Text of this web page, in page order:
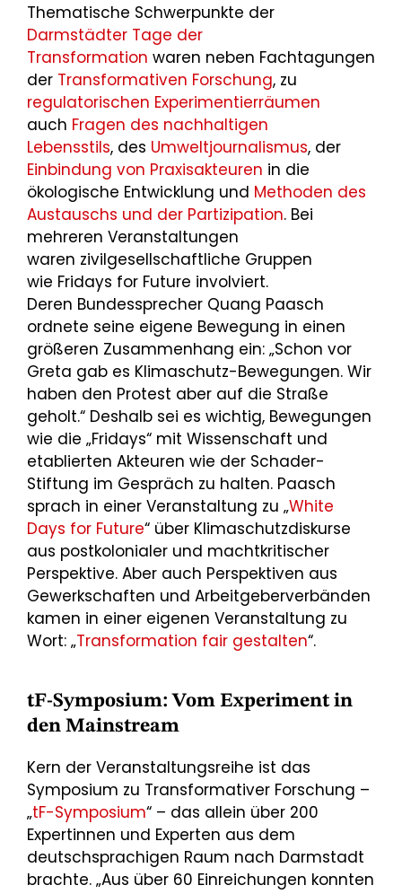
Thematische Schwerpunkte der
Darmstädter Tage der
Transformation waren neben Fachtagungen
der Transformativen Forschung, zu
regulatorischen Experimentierräumen
auch Fragen des nachhaltigen
Lebensstils, des Umweltjournalismus, der
Einbindung von Praxisakteuren in die
ökologische Entwicklung und Methoden des
Austauschs und der Partizipation. Bei
mehreren Veranstaltungen
waren zivilgesellschaftliche Gruppen
wie Fridays for Future involviert.
Deren Bundessprecher Quang Paasch
ordnete seine eigene Bewegung in einen
größeren Zusammenhang ein: „Schon vor
Greta gab es Klimaschutz-Bewegungen. Wir
haben den Protest aber auf die Straße
geholt.“ Deshalb sei es wichtig, Bewegungen
wie die „Fridays“ mit Wissenschaft und
etablierten Akteuren wie der Schader-
Stiftung im Gespräch zu halten. Paasch
sprach in einer Veranstaltung zu „White
Days for Future“ über Klimaschutzdiskurse
aus postkolonialer und machtkritischer
Perspektive. Aber auch Perspektiven aus
Gewerkschaften und Arbeitgeberverbänden
kamen in einer eigenen Veranstaltung zu
Wort: „Transformation fair gestalten“.
tF-Symposium: Vom Experiment in
den Mainstream
Kern der Veranstaltungsreihe ist das
Symposium zu Transformativer Forschung –
„tF-Symposium“ – das allein über 200
Expertinnen und Experten aus dem
deutschsprachigen Raum nach Darmstadt
brachte. „Aus über 60 Einreichungen konnten